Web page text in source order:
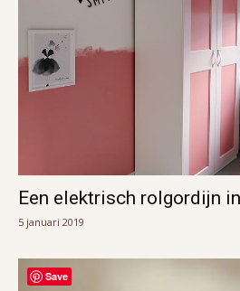
Een elektrisch rolgordijn
5 januari 2019
Save